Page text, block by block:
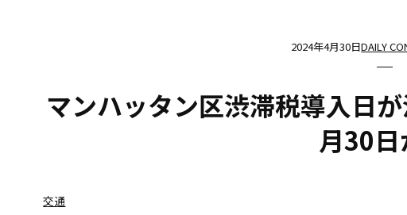
2024年4月30日DAILY
マンハッタン区渋滞税導入日
月30日
交通